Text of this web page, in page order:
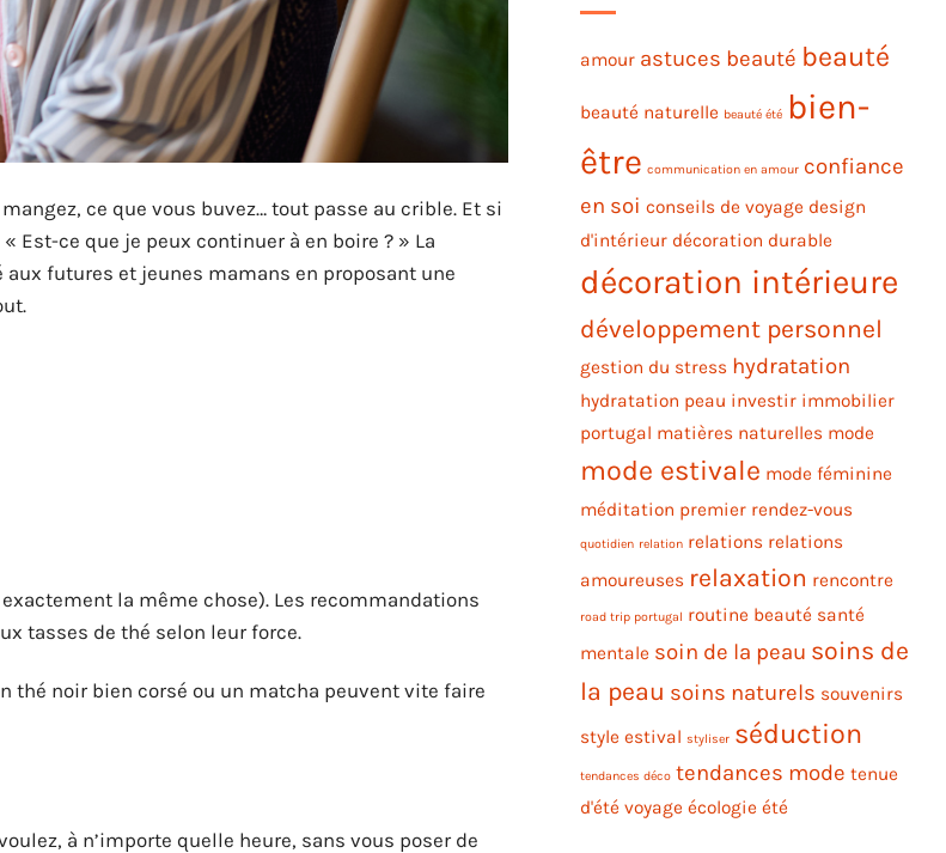
ce que vous buvez… tout passe au crible. Et si
Est-ce que je peux continuer à en boire ? » La
aux futures et jeunes mamans en proposant une
la même chose). Les recommandations
tasses de thé selon leur force.
thé noir bien corsé ou un matcha peuvent vite faire
à n’importe quelle heure, sans vous poser de
amour astuces beauté beauté
beauté naturelle beauté été bien-
être communication en amour confiance
en soi conseils de voyage design
d'intérieur décoration durable
décoration intérieure
développement personnel
gestion du stress hydratation
hydratation peau investir immobilier
portugal matières naturelles mode
mode estivale mode féminine
méditation premier rendez-vous
quotidien relation relations relations
amoureuses relaxation rencontre
road trip portugal routine beauté santé
mentale soin de la peau soins de
la peau soins naturels souvenirs
style estival styliser séduction
tendances déco tendances mode tenue
d'été voyage écologie été